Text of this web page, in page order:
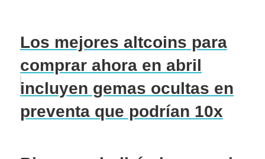
Los mejores altcoins para
comprar ahora en abril
incluyen gemas ocultas en
preventa que podrían 10x